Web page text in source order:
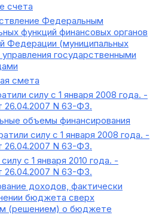
счета
Федеральным
функций финансовых органов
Федерации (муниципальных
государственными
смета
силу с 1 января 2008 года. -
26.04.2007 N 63-ФЗ.
объемы финансирования
силу с 1 января 2008 года. -
26.04.2007 N 63-ФЗ.
с 1 января 2010 года. -
26.04.2007 N 63-ФЗ.
доходов, фактически
бюджета сверх
(решением) о бюджете